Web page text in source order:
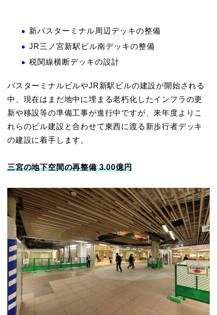
新バスターミナル周辺デッキの整備
JR三ノ宮新駅ビル南デッキの整備
税関線横断デッキの設計
バスターミナルビルやJR新駅ビルの建設が開始される
中、現在はまだ地中に埋まる老朽化したインフラの更
新や移設等の準備工事が進行中ですが、来年度よりこ
れらのビル建設と合わせて東西に渡る新歩行者デッキ
の建設に着手します。
三宮の地下空間の再整備 3.00億円